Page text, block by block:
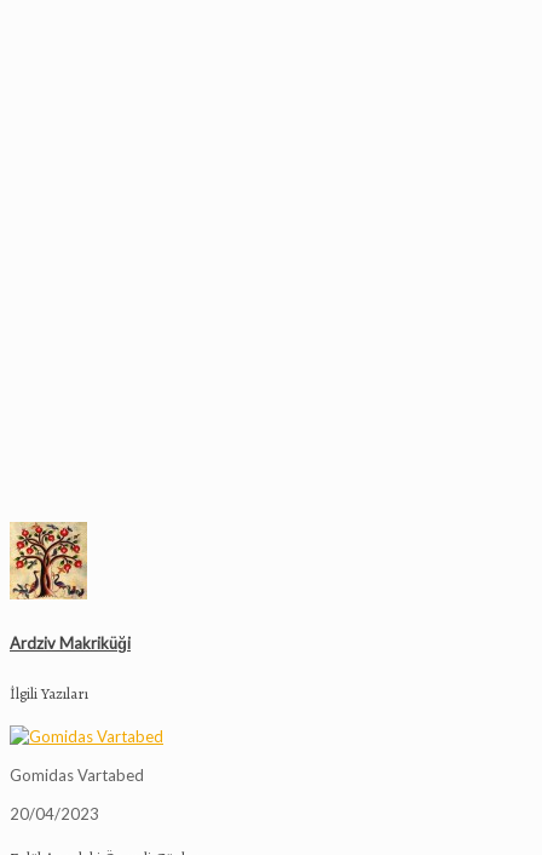
Ardziv Makriküği
İlgili Yazıları
Gomidas Vartabed
20/04/2023